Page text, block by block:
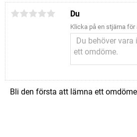
Du
Klicka på en stjärna
Bli den första att lämna ett